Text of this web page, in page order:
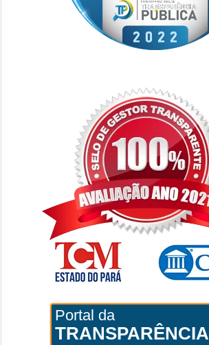
Portal da
TRANSPARÊNCIA